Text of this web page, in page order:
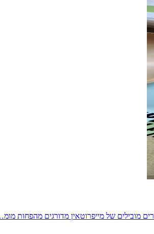
מובילים של מייפרוטאין מדורגים מהפחות